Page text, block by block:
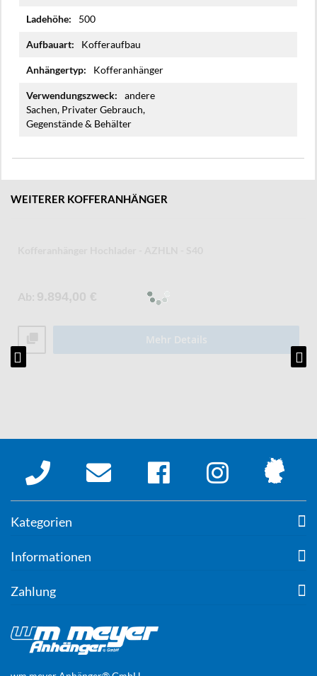
500
Kofferaufbau
Kofferanhänger
andere
Sachen, Privater Gebrauch,
Gegenstände & Behälter
WEITERER KOFFERANHÄNGER
Mehr Details
Kategorien
Informationen
Zahlung